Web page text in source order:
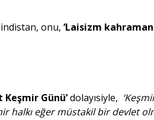
onu,‘Laisizm
Keşmir Günü’dolayısiyle,
halkı eğer müstakil bir devlet